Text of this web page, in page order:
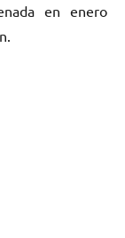
en enero